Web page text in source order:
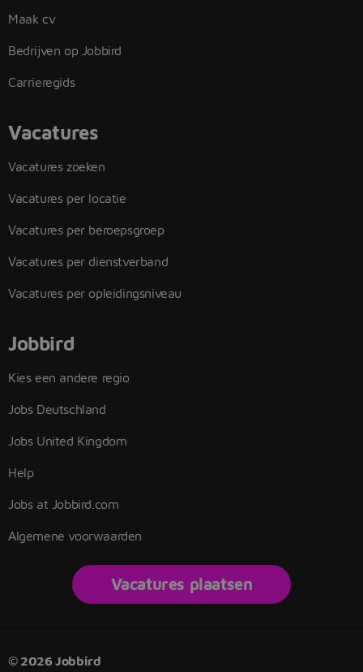
Maak cv
Bedrijven op Jobbird
Carrieregids
Vacatures
Vacatures zoeken
Vacatures per locatie
Vacatures per beroepsgroep
Vacatures per dienstverband
Vacatures per opleidingsniveau
Jobbird
Kies een andere regio
Jobs Deutschland
Jobs United Kingdom
Help
Jobs at Jobbird.com
Algemene voorwaarden
Vacatures plaatsen
© 2026 Jobbird